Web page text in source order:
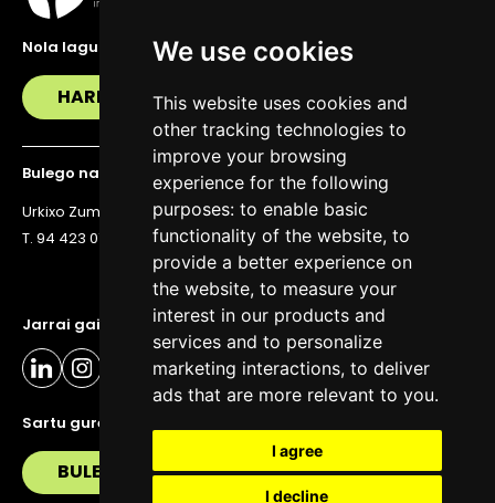
We use cookies
This website uses cookies and
other tracking technologies to
improve your browsing
experience for the following
purposes: to enable basic
functionality of the website, to
provide a better experience on
the website, to measure your
interest in our products and
services and to personalize
marketing interactions, to deliver
ads that are more relevant to you.
I agree
I decline
Jarrai gaitzazu eguneratuta egoteko
Sartu gure buletinera
BULETIN
Nola lagundu zaitzakegu?
HARREMANETAN JARRI
Bulego nagusia
Urkixo Zumarkalea 36, 6. solairua, 48011 Bilbo
T. 94 423 07 43